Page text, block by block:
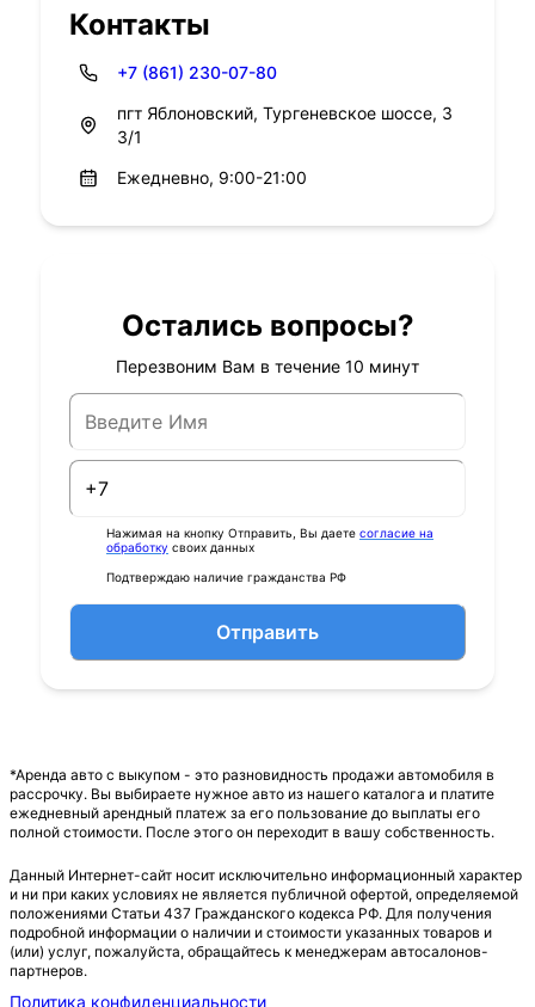
Контакты
+7 (861) 230-07-80
пгт Яблоновский, Тургеневское шоссе, 3
3/1
Ежедневно, 9:00-21:00
Остались вопросы?
Перезвоним Вам в течение 10 минут
Нажимая на кнопку Отправить, Вы даете согласие на
обработку своих данных
Подтверждаю наличие гражданства РФ
Отправить
*Аренда авто с выкупом - это разновидность продажи автомобиля в
рассрочку. Вы выбираете нужное авто из нашего каталога и платите
ежедневный арендный платеж за его пользование до выплаты его
полной стоимости. После этого он переходит в вашу собственность.
Данный Интернет-сайт носит исключительно информационный характер
и ни при каких условиях не является публичной офертой, определяемой
положениями Статьи 437 Гражданского кодекса РФ. Для получения
подробной информации о наличии и стоимости указанных товаров и
(или) услуг, пожалуйста, обращайтесь к менеджерам автосалонов-
партнеров.
Политика конфиденциальности